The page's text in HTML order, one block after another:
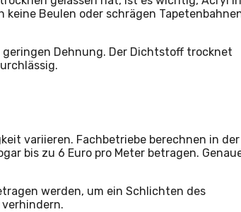
Beulen oder schrägen
Dehnung. Der Dichtstoff trocknet
variieren. Fachbetriebe berechnen in der
bis zu 6 Euro pro Meter betragen.
werden, um ein Schlichten des